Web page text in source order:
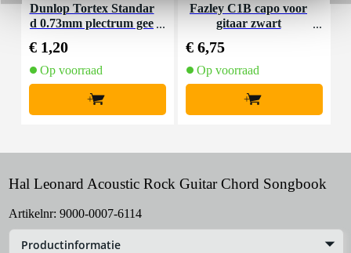
Dunlop Tortex Standar
d 0.73mm plectrum gee
€ 1,20
Op voorraad
+
Fazley C1B capo voor
gitaar zwart
€ 6,75
Op voorraad
+
Hal Leonard Acoustic Rock Guitar Chord Songbook
Artikelnr: 9000-0007-6114
Productinformatie